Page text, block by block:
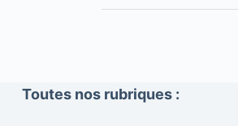
Toutes nos rubriques :